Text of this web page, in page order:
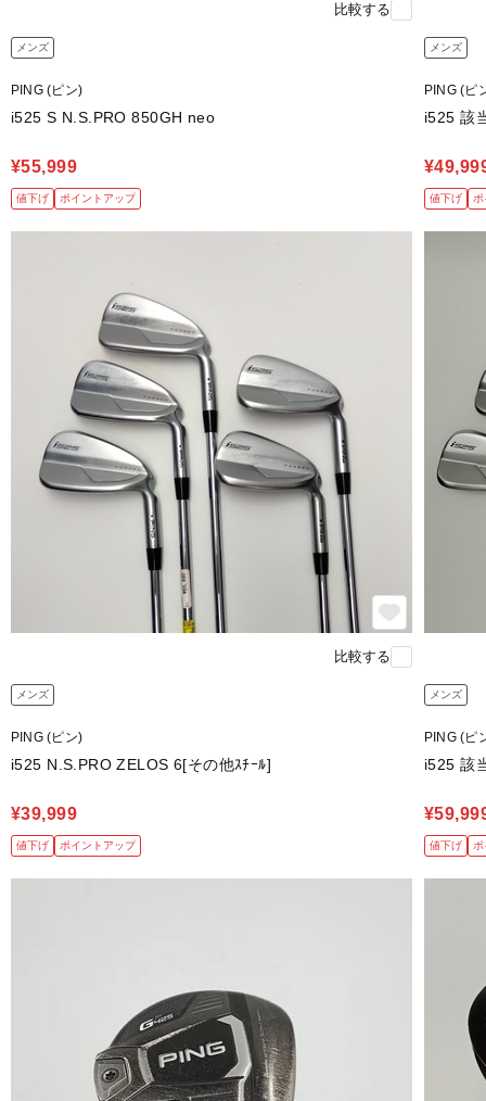
比較する
メンズ
PING (ピン)
i525 S N.S.PRO 850GH neo
¥55,999
値下げ ポイントアップ
メンズ
PING (ピ
i525 該
値下げ
比較する
メンズ
PING (ピン)
i525 N.S.PRO ZELOS 6[その他ｽﾁｰﾙ]
¥39,999
値下げ ポイントアップ
メンズ
PING (ピ
i525 該
値下げ